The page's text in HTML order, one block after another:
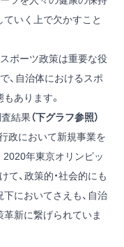
いく上で欠かすこと
ポーツ政策は重要な役
、自治体におけるスポ
あります。
結果（下グラフ参照）
政において新規事業を
年東京オリンピッ
て、政策的・社会的にも
においてさえも、自治
新に繋げられていま